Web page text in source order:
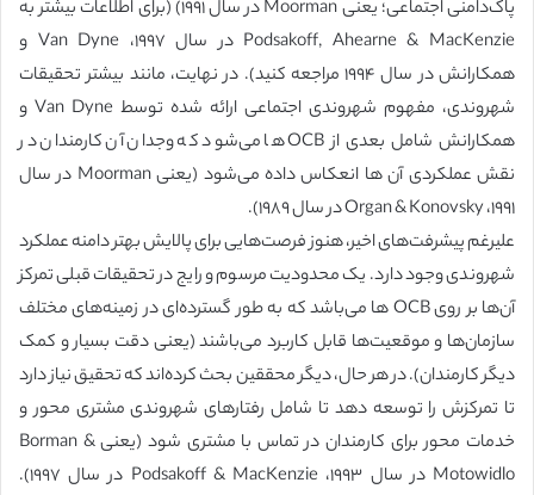
پاک‌دامنی اجتماعی؛ یعنی Moorman در سال ۱۹۹۱) (برای اطلاعات بیشتر به
Podsakoff, Ahearne & MacKenzie در سال ۱۹۹۷، Van Dyne و
همکارانش در سال ۱۹۹۴ مراجعه کنید). در نهایت، مانند بیشتر تحقیقات
شهروندی، مفهوم شهروندی اجتماعی ارائه شده توسط Van Dyne و
همکارانش شامل بعدی از OCB ها می‌شود که وجدان آن کارمندان در
نقش عملکردی آن ها انعکاس داده می‌شود (یعنی Moorman در سال
۱۹۹۱، Organ & Konovsky در سال ۱۹۸۹).
علیرغم پیشرفت‌های اخیر، هنوز فرصت‌هایی برای پالایش بهتر دامنه عملکرد
شهروندی وجود دارد. یک محدودیت مرسوم و رایج در تحقیقات قبلی تمرکز
آن‌ها بر روی OCB ها می‌باشد که به طور گسترده‌ای در زمینه‌های مختلف
سازمان‌ها و موقعیت‌ها قابل کاربرد می‌باشند (یعنی دقت بسیار و کمک
دیگر کارمندان). در هر حال، دیگر محققین بحث کرده‌اند که تحقیق نیاز دارد
تا تمرکزش را توسعه دهد تا شامل رفتارهای شهروندی مشتری محور و
خدمات محور برای کارمندان در تماس با مشتری شود (یعنی Borman &
Motowidlo در سال ۱۹۹۳، Podsakoff & MacKenzie در سال ۱۹۹۷).